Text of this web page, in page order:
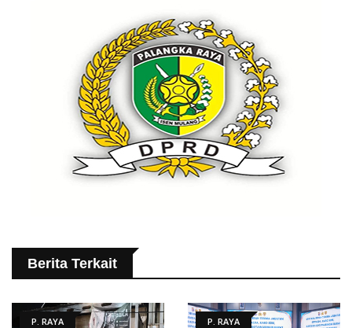
Berita Terkait
P. RAYA P. RAYA